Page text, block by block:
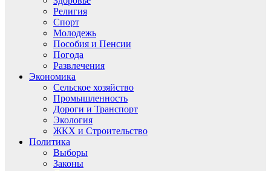
Религия
Спорт
Молодежь
Пособия и Пенсии
Погода
Развлечения
Экономика
Сельское хозяйство
Промышленность
Дороги и Транспорт
Экология
ЖКХ и Строительство
Политика
Выборы
Законы